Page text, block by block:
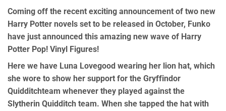
Coming off the recent exciting announcement of two new
Harry Potter novels set to be released in October, Funko
have just announced this amazing new wave of Harry
Potter Pop! Vinyl Figures!
Here we have Luna Lovegood wearing her lion hat, which
she wore to show her support for the Gryffindor
Quidditchteam whenever they played against the
Slytherin Quidditch team. When she tapped the hat with